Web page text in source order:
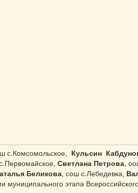
с.Комсомольское, Кульсин
Светлана Петрова,
Беликова, сош с.Лебедевка,
муниципального этапа